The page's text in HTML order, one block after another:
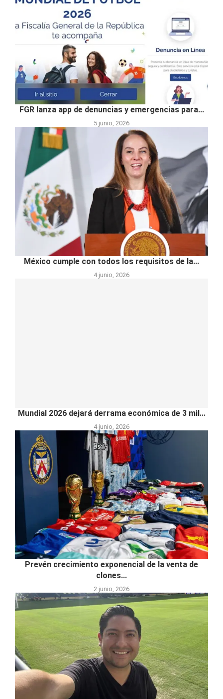
FGR lanza app de denuncias y emergencias para...
5 junio, 2026
México cumple con todos los requisitos de la...
4 junio, 2026
Mundial 2026 dejará derrama económica de 3 mil...
4 junio, 2026
Prevén crecimiento exponencial de la venta de
clones...
2 junio, 2026